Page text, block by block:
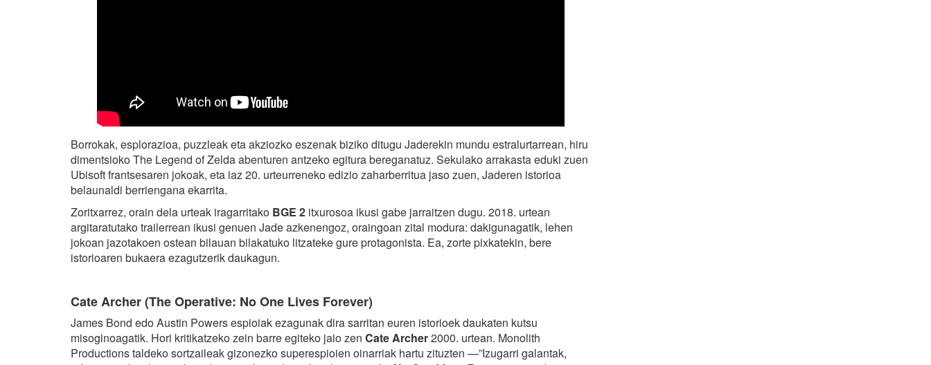
Borrokak, esplorazioa, puzzleak eta akziozko eszenak biziko ditugu Jaderekin mundu estralurtarrean, hiru
dimentsioko The Legend of Zelda abenturen antzeko egitura bereganatuz. Sekulako arrakasta eduki zuen
Ubisoft frantsesaren jokoak, eta iaz 20. urteurreneko edizio zaharberritua jaso zuen, Jaderen istorioa
belaunaldi berriengana ekarrita.
Zoritxarrez, orain dela urteak iragarritako BGE 2 itxurosoa ikusi gabe jarraitzen dugu. 2018. urtean
argitaratutako trailerrean ikusi genuen Jade azkenengoz, oraingoan zital modura: dakigunagatik, lehen
jokoan jazotakoen ostean bilauan bilakatuko litzateke gure protagonista. Ea, zorte pixkatekin, bere
istorioaren bukaera ezagutzerik daukagun.
Cate Archer (The Operative: No One Lives Forever)
James Bond edo Austin Powers espioiak ezagunak dira sarritan euren istorioek daukaten kutsu
misoginoagatik. Hori kritikatzeko zein barre egiteko jaio zen Cate Archer2000. urtean. Monolith
Productions taldeko sortzaileak gizonezko superespioien oinarriak hartu zituzten —”Izugarri galantak,